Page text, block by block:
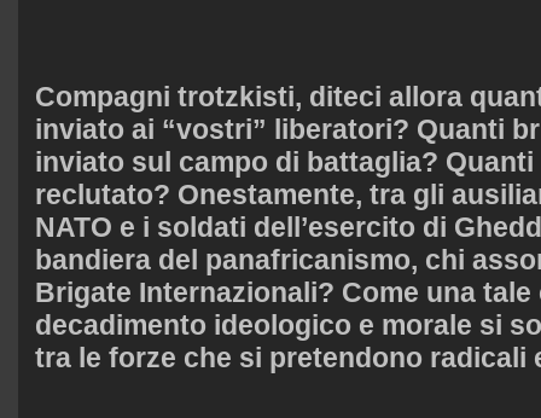
Compagni trotzkisti, diteci allora
inviato ai “vostri” liberatori? Quanti
inviato sul campo di battaglia?
reclutato? Onestamente, tra gli
NATO e i soldati dell’esercito di
bandiera del panafricanismo, chi
Brigate Internazionali? Come una
decadimento ideologico e morale si
tra le forze che si pretendono radicali